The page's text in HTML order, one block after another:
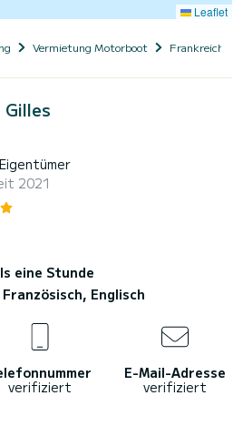
Leaflet
Vermietung Motorboot Frankreich
2021
eine Stunde
Französisch, Englisch
verifiziert
E-Mail-Adresse
verifiziert